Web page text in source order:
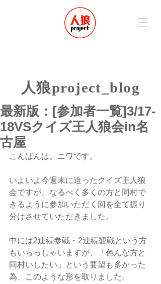
​人狼project_blog
最新版：[参加者一覧]3/17-
18VSクイズ王人狼会in名
古屋
こんばんは。ニワです。
いよいよ今週末に迫ったクイズ王人狼
会ですが、なるべく多くの方と同村で
きるように参加いただく回を全て振り
分けさせていただきました。
中には2連続参戦・2連続観戦という方
もいらっしゃいますが、「色んな方と
同村いしたい」という要望も多かった
為、このような形を取りました。